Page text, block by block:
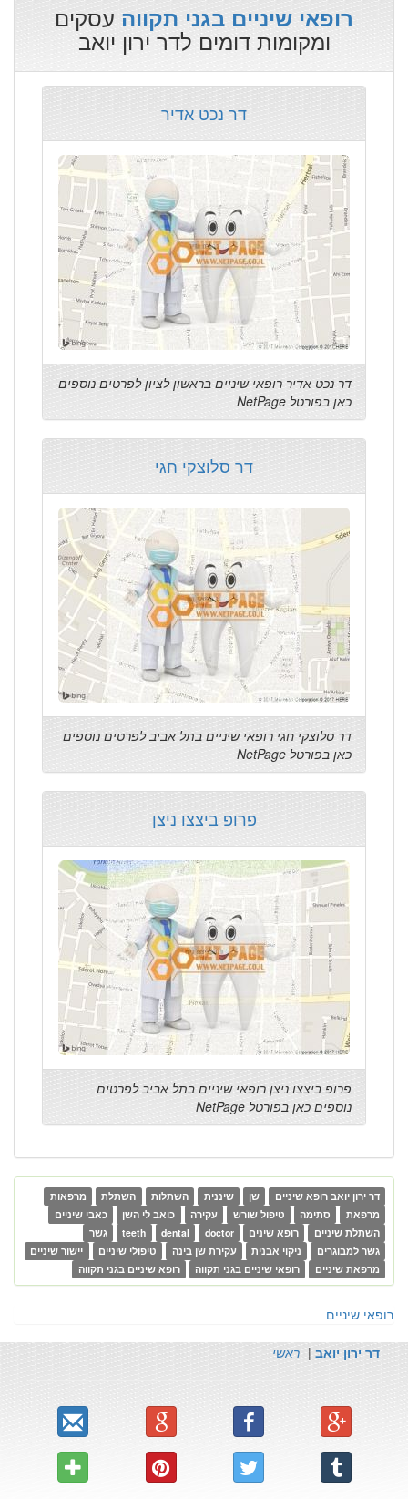
רופאי שיניים בגני תקווה עסקים
ומקומות דומים לדר ירון יואב
דר נכט אדיר
דר נכט אדיר רופאי שיניים בראשון לציון לפרטים נוספים
כאן בפורטל NetPage
דר סלוצקי חגי
דר סלוצקי חגי רופאי שיניים בתל אביב לפרטים נוספים
כאן בפורטל NetPage
פרופ ביצצו ניצן
פרופ ביצצו ניצן רופאי שיניים בתל אביב לפרטים
נוספים כאן בפורטל NetPage
דר ירון יואב רופא שיניים שן שיננית השתלות השתלת
מרפאות
מרפאת
סתימה טיפול שורש עקירה כואב לי השן
כאבי שיניים
השתלת שיניים
רופא שינים teeth dental doctor
גשר
גשר למבוגרים
ניקוי אבנית עקירת שן בינה טיפולי שיניים
יישור שיניים
מרפאת שיניים
רופאי שיניים בגני תקווה רופא שיניים בגני תקווה
רופאי שיניים
דר ירון יואב | ראשי